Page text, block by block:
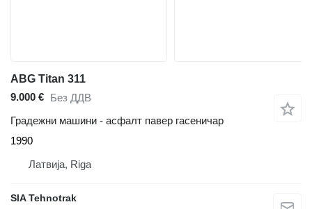
ABG Titan 311
9.000 € Без ДДВ
Градежни машини - асфалт павер гасеничар
1990
Латвија, Riga
SIA Tehnotrak